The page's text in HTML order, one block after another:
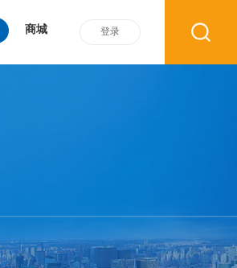
商城 登录